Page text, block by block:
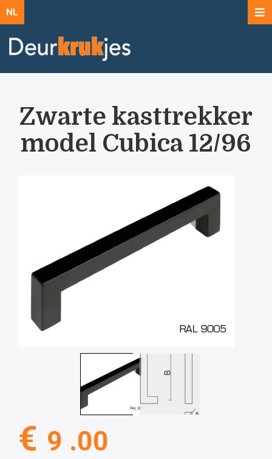
NL
Zwarte kasttrekker
model Cubica 12/96
€ 9 .00